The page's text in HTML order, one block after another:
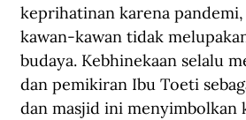
keprihatinan karena
kawan-kawan tidak
budaya. Kebhinekaan selalu
dan pemikiran Ibu Toeti
dan masjid ini menyimbolkan